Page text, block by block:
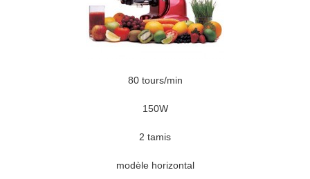
80 tours/min
150W
2 tamis
modèle horizontal